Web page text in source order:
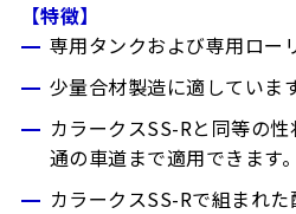
【特徴】
専用タンクおよび専用ロー
少量合材製造に適しています
カラークスSS-Rと同等の
通の車道まで適用できます。
カラークスSS-Rで組まれ